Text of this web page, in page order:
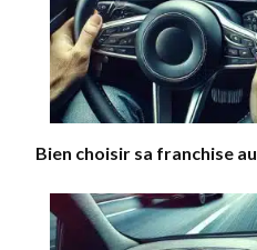
Bien choisir sa franchise